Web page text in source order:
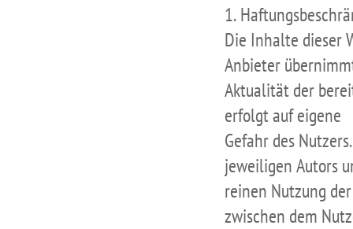
1.
Die Inhalte dieser
Anbieter
Aktualität der
erfolgt auf eigene
Gefahr des
jeweiligen Autors
reinen Nutzung
zwischen dem